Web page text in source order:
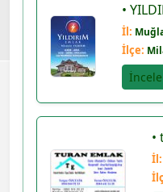
•
İl:
İlçe:
İncele
•
İl: